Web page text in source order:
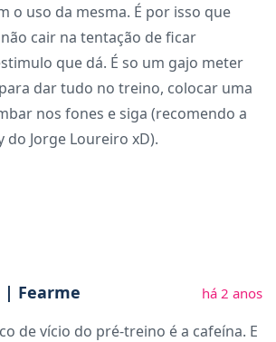
o uso da mesma. É por isso que
cair na tentação de ficar
que dá. É so um gajo meter
dar tudo no treino, colocar uma
nos fones e siga (recomendo a
Jorge Loureiro xD).
| Fearme há 2 anos
de vício do pré-treino é a cafeína. E